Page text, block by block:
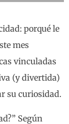
porqué le
mes
vinculadas
(y divertida)
su curiosidad.
Según